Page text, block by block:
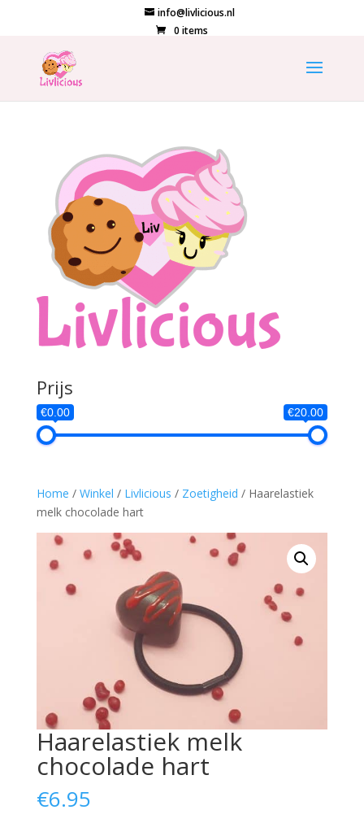
info@livlicious.nl
0 items
Home / Winkel / Livlicious / Zoetigheid / Haarelastiek
melk chocolade hart
Haarelastiek melk
chocolade hart
€6.95
Prijs
€0.00 €20.00